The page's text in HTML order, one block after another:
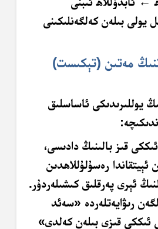
يولى بىلەن كەلگەنلىكىنى
مەتىن (تېكىست)
يوللىرىدىكى ئاساسلىق
قىز بالىنىڭ دادىسى،
ئېيتقاندا رەسۇلۇللاھدىن
ئېرى پەرقلىق كىشىلەردۇر.
رىۋايەتلەردە «سەئد
ئىككى قىزى بىلەن كەلدى»